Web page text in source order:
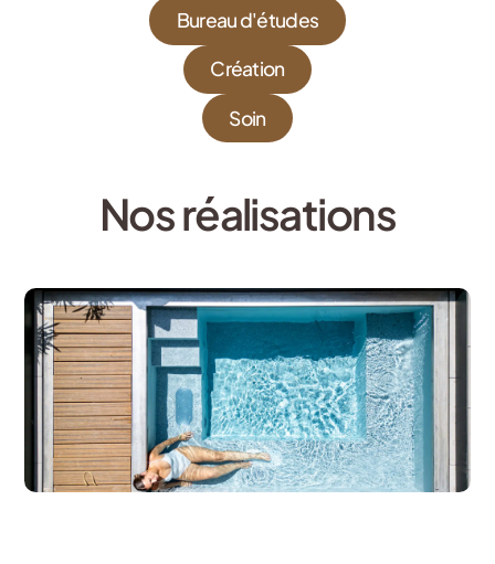
Bureau d'études
Création
Soin
Nos réalisations